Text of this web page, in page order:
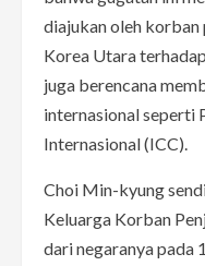
diajukan oleh
Korea Utara
juga berencana
internasional seperti
Internasional (ICC).
Choi Min-kyung
Keluarga Korban
dari negaranya pada